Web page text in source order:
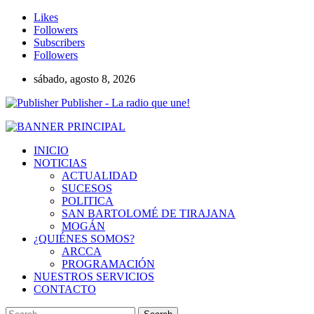
Likes
Followers
Subscribers
Followers
sábado, agosto 8, 2026
Publisher - La radio que une!
INICIO
NOTICIAS
ACTUALIDAD
SUCESOS
POLITICA
SAN BARTOLOMÉ DE TIRAJANA
MOGÁN
¿QUIÉNES SOMOS?
ARCCA
PROGRAMACIÓN
NUESTROS SERVICIOS
CONTACTO